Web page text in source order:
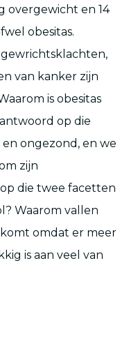
overgewicht en 14
obesitas.
van kanker zijn
is obesitas
op die
en ongezond, en we
zijn
die twee facetten
Waarom vallen
omdat er meer
is aan veel van